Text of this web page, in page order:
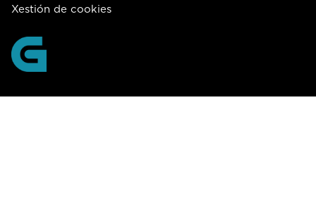
Xestión de cookies